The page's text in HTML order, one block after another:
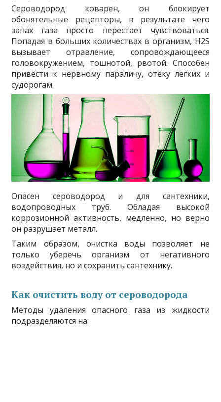
Сероводород коварен, он блокирует
обонятельные рецепторы, в результате чего
запах газа просто перестает чувствоваться.
Попадая в больших количествах в организм, H2S
вызывает отравление, сопровождающееся
головокружением, тошнотой, рвотой. Способен
привести к нервному параличу, отеку легких и
судорогам.
Опасен сероводород и для сантехники,
водопроводных труб. Обладая высокой
коррозионной активность, медленно, но верно
он разрушает металл.
Таким образом, очистка воды позволяет не
только уберечь организм от негативного
воздействия, но и сохранить сантехнику.
Как очистить воду от сероводорода
Методы удаления опасного газа из жидкости
подразделяются на: